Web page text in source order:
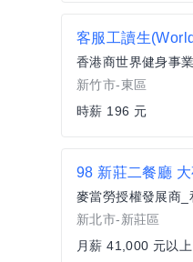
新竹市-東區
時薪 196 元
新北市-新莊區
月薪 41,000 元以上